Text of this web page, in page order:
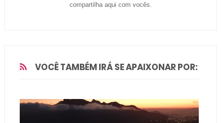
compartilha aqui com vocês.
VOCÊ TAMBÉM IRÁ SE APAIXONAR POR: